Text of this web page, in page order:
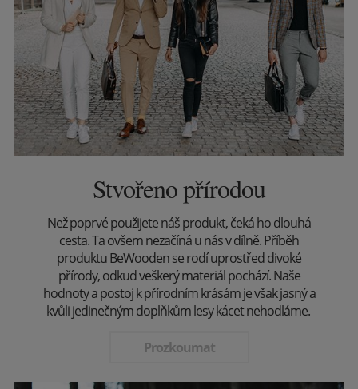
Stvořeno přírodou
Než poprvé použijete náš produkt, čeká ho dlouhá
cesta. Ta ovšem nezačíná u nás v dílně. Příběh
produktu BeWooden se rodí uprostřed divoké
přírody, odkud veškerý materiál pochází. Naše
hodnoty a postoj k přírodním krásám je však jasný a
kvůli jedinečným doplňkům lesy kácet nehodláme.
Prozkoumat